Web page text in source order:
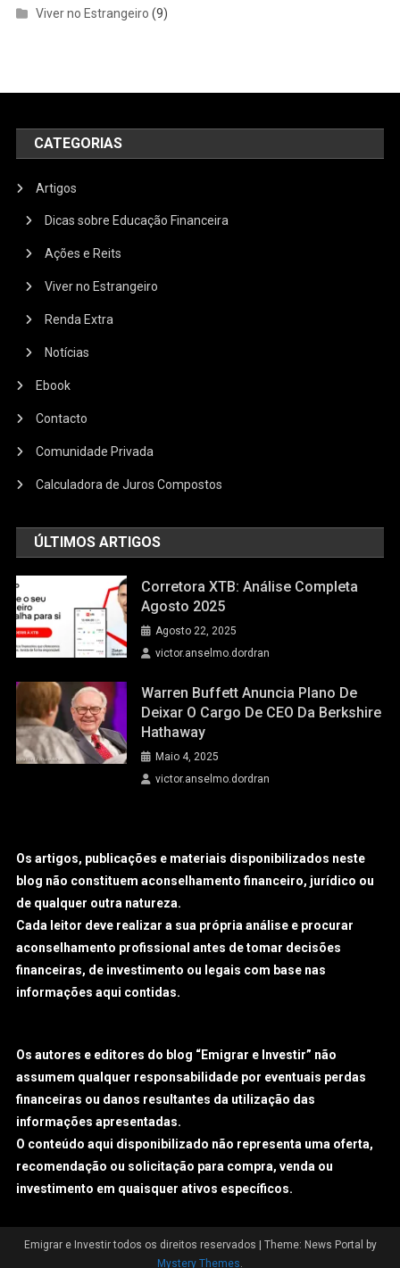
Viver no Estrangeiro (9)
CATEGORIAS
Artigos
Dicas sobre Educação Financeira
Ações e Reits
Viver no Estrangeiro
Renda Extra
Notícias
Ebook
Contacto
Comunidade Privada
Calculadora de Juros Compostos
ÚLTIMOS ARTIGOS
Corretora XTB: Análise Completa
Agosto 2025
Agosto 22, 2025
victor.anselmo.dordran
Warren Buffett Anuncia Plano De
Deixar O Cargo De CEO Da Berkshire
Hathaway
Maio 4, 2025
victor.anselmo.dordran
Os artigos, publicações e materiais disponibilizados neste
blog não constituem aconselhamento financeiro, jurídico ou
de qualquer outra natureza.
Cada leitor deve realizar a sua própria análise e procurar
aconselhamento profissional antes de tomar decisões
financeiras, de investimento ou legais com base nas
informações aqui contidas.
Os autores e editores do blog “Emigrar e Investir” não
assumem qualquer responsabilidade por eventuais perdas
financeiras ou danos resultantes da utilização das
informações apresentadas.
O conteúdo aqui disponibilizado não representa uma oferta,
recomendação ou solicitação para compra, venda ou
investimento em quaisquer ativos específicos.
Emigrar e Investir todos os direitos reservados | Theme: News Portal by
Mystery Themes